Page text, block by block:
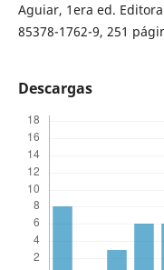
Aguiar, 1era ed.
85378-1762-9, 251
Descargas